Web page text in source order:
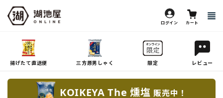
ログイン カート
揚げたて直送便 三方原男しゃく 限定 レビュー
KOIKEYA The 燻塩 販売中！